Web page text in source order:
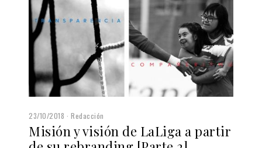
23/10/2018 Redacción
Misión y visión de LaLiga a partir